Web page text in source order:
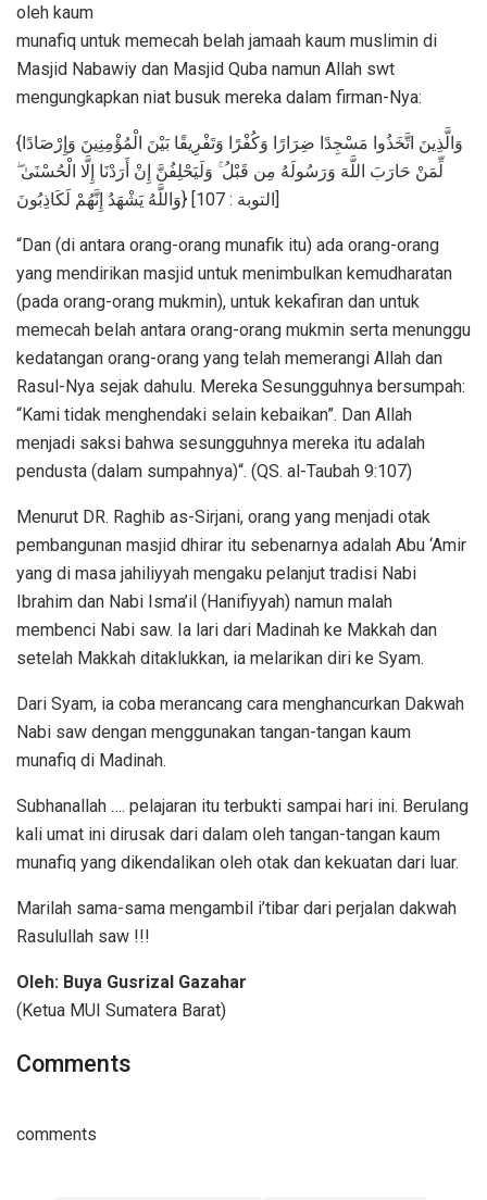
oleh kaum
munafiq untuk memecah belah jamaah kaum muslimin di
Masjid Nabawiy dan Masjid Quba namun Allah swt
mengungkapkan niat busuk mereka dalam firman-Nya:
{وَالَّذِينَ اتَّخَذُوا مَسْجِدًا ضِرَارًا وَكُفْرًا وَتَفْرِيقًا بَيْنَ الْمُؤْمِنِينَ وَإِرْصَادًا
لِّمَنْ حَارَبَ اللَّهَ وَرَسُولَهُ مِن قَبْلُ ۚ وَلَيَحْلِفُنَّ إِنْ أَرَدْنَا إِلَّا الْحُسْنَىٰ ۖ
وَاللَّهُ يَشْهَدُ إِنَّهُمْ لَكَاذِبُونَ} [التوبة : 107]
“Dan (di antara orang-orang munafik itu) ada orang-orang
yang mendirikan masjid untuk menimbulkan kemudharatan
(pada orang-orang mukmin), untuk kekafiran dan untuk
memecah belah antara orang-orang mukmin serta menunggu
kedatangan orang-orang yang telah memerangi Allah dan
Rasul-Nya sejak dahulu. Mereka Sesungguhnya bersumpah:
“Kami tidak menghendaki selain kebaikan”. Dan Allah
menjadi saksi bahwa sesungguhnya mereka itu adalah
pendusta (dalam sumpahnya)“. (QS. al-Taubah 9:107)
Menurut DR. Raghib as-Sirjani, orang yang menjadi otak
pembangunan masjid dhirar itu sebenarnya adalah Abu ‘Amir
yang di masa jahiliyyah mengaku pelanjut tradisi Nabi
Ibrahim dan Nabi Isma’il (Hanifiyyah) namun malah
membenci Nabi saw. Ia lari dari Madinah ke Makkah dan
setelah Makkah ditaklukkan, ia melarikan diri ke Syam.
Dari Syam, ia coba merancang cara menghancurkan Dakwah
Nabi saw dengan menggunakan tangan-tangan kaum
munafiq di Madinah.
Subhanallah …. pelajaran itu terbukti sampai hari ini. Berulang
kali umat ini dirusak dari dalam oleh tangan-tangan kaum
munafiq yang dikendalikan oleh otak dan kekuatan dari luar.
Marilah sama-sama mengambil i’tibar dari perjalan dakwah
Rasulullah saw !!!
Oleh: Buya Gusrizal Gazahar
(Ketua MUI Sumatera Barat)
Comments
comments